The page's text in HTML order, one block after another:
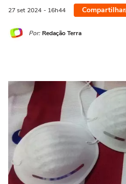
27 set 2024 - 16h44 Compartilhar
Por: Redação Terra